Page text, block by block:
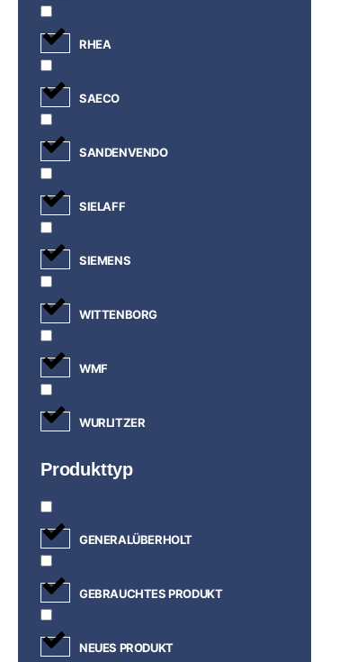
RHEA
SAECO
SANDENVENDO
SIELAFF
SIEMENS
WITTENBORG
WMF
WURLITZER
Produkttyp
GENERALÜBERHOLT
GEBRAUCHTES PRODUKT
NEUES PRODUKT